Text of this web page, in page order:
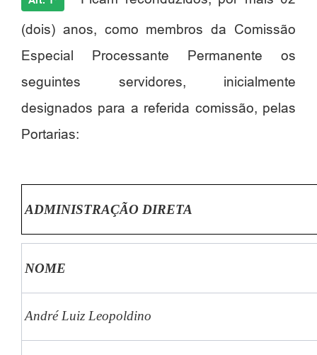
(dois) anos, como membros da Comissão
Especial Processante Permanente os
seguintes servidores, inicialmente
designados para a referida comissão, pelas
Portarias:
ADMINISTRAÇÃO DIRETA
NOME
André Luiz Leopoldino